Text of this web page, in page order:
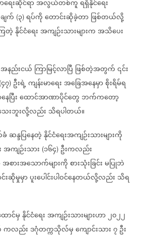
ရေးဆိုင်ရာအလွယ်တစ်ကူရရှိနိုင်ရေး
ျက် (၃) ရပ်ကိုတောင်းဆိုခဲ့တာဖြစ်တယ်လို့
ြတဲ့နိုင်ငံရေးအကျဉ်းသားများကအသိပေး
အနည်းငယ် ကြာမြင့်လာပြီ ဖြစ်တဲ့အတွက်၎င်း
(၄၇) ဦးရဲ့ကျန်းမာရေးအခြေအနေမှာစိုးရိမ်ရ
ပြီးထောင်အာဏာပိုင်တွေ ဘက်ကတော့
ေးဘူးလို့လည်း သိရပါတယ်။
ဆန္ဒပြနေတဲ့နိုင်ငံရေးအကျဉ်းသားများကို
အကျဉ်းသား (၁၆၄) ဦးကလည်း
အစားအသောက်များကိုစားသုံးခြင်းမပြုဘဲ
းဆိုမှုမှာပူးပေါင်းပါဝင်နေတယ်လို့လည်း သိရ
ာင်မှနိုင်ငံရေးအကျဉ်းသားများဟာ၂၀၂၂
ကလည်းဒဂုံတက္ကသိုလ်မှကျောင်းသား၇ဦး